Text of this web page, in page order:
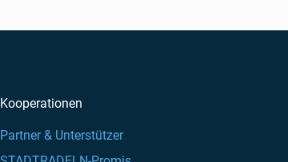
Kooperationen
Partner & Unterstützer